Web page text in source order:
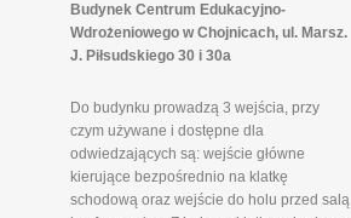
Budynek Centrum Edukacyjno-
Wdrożeniowego w Chojnicach, ul. Marsz.
J. Piłsudskiego 30 i 30a
Do budynku prowadzą 3 wejścia, przy
czym używane i dostępne dla
odwiedzających są: wejście główne
kierujące bezpośrednio na klatkę
schodową oraz wejście do holu przed salą